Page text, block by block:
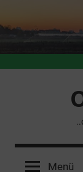
Inhalt
springen
Menü